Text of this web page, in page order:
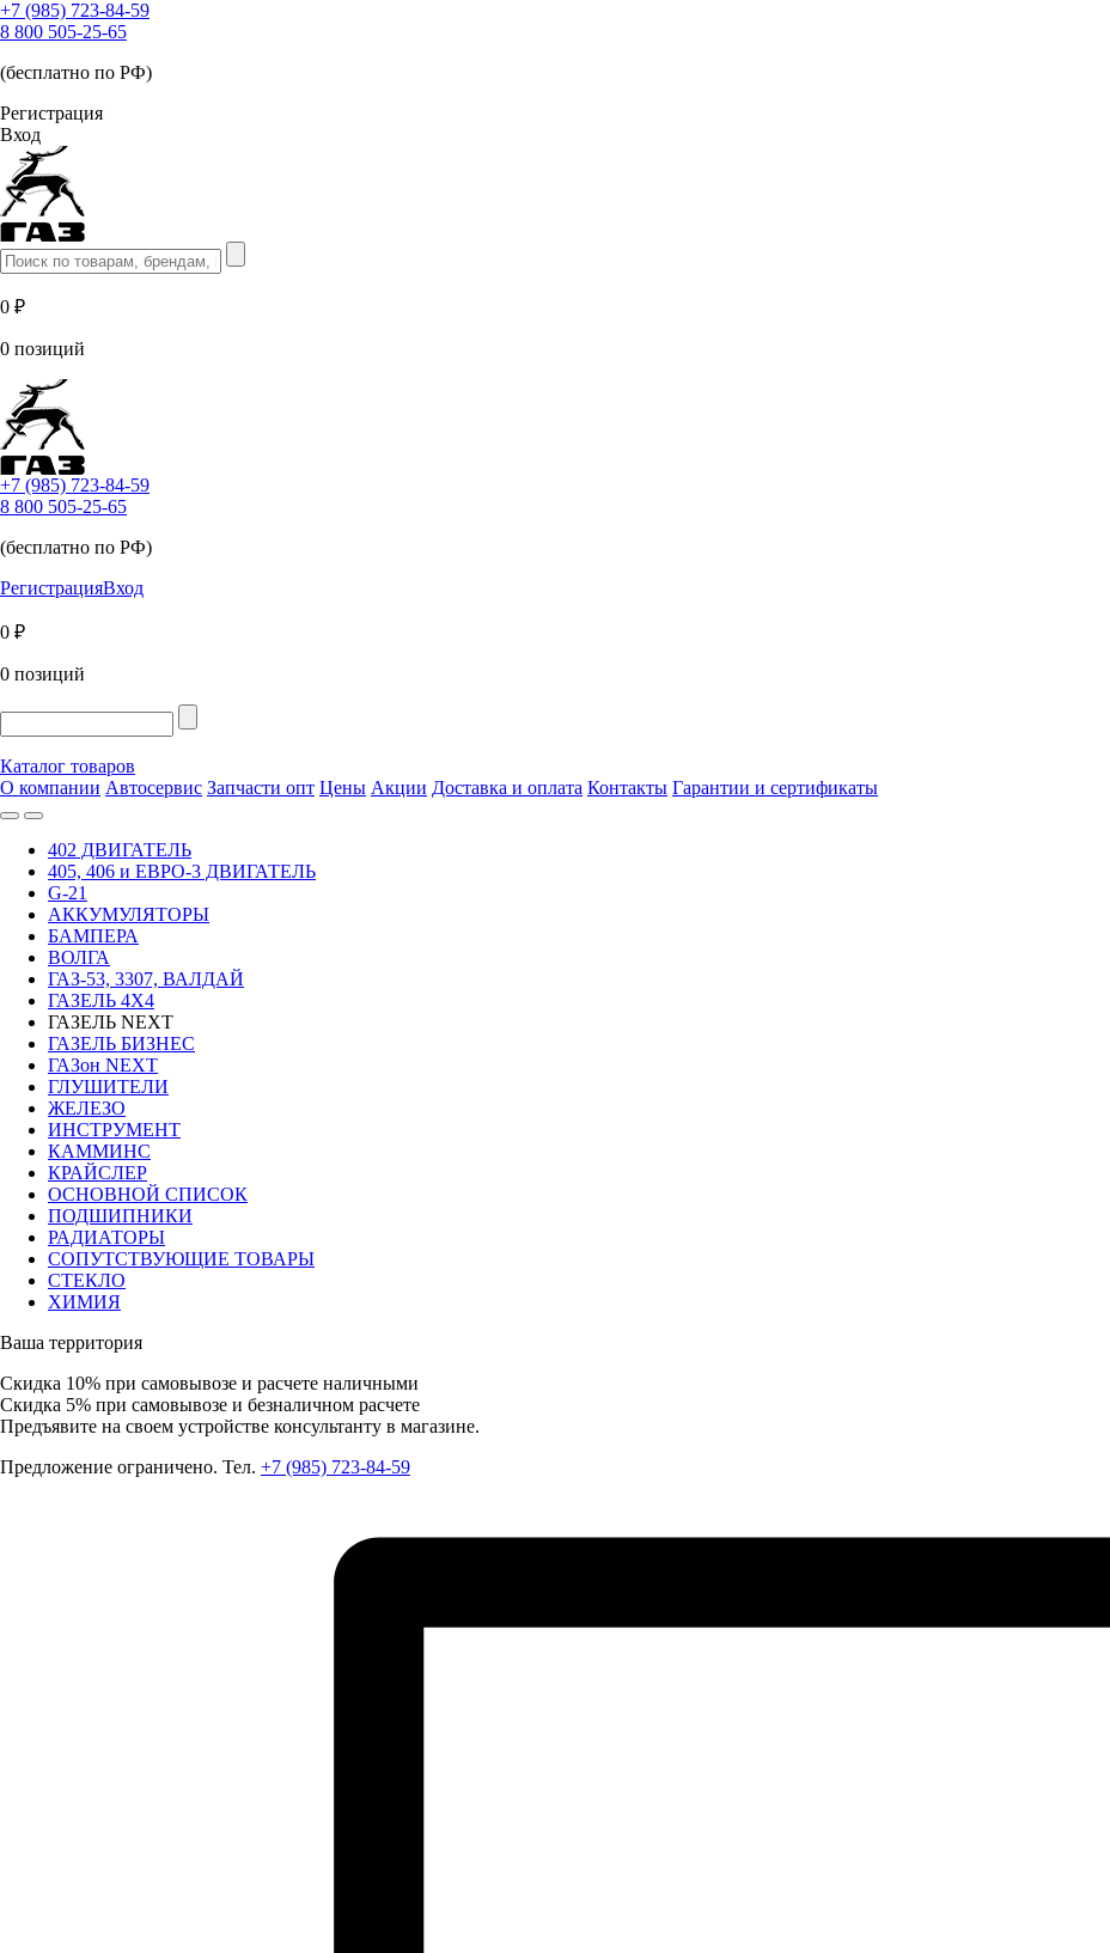
+7 (985) 723-84-59
8 800 505-25-65
(бесплатно по РФ)
Регистрация
Вход
0 ₽
0 позиций
+7 (985) 723-84-59
8 800 505-25-65
(бесплатно по РФ)
РегистрацияВход
0 ₽
0 позиций
Каталог товаров
О компании Автосервис Запчасти опт Цены Акции Доставка и оплата Контакты Гарантии и сертификаты
402 ДВИГАТЕЛЬ
405, 406 и ЕВРО-3 ДВИГАТЕЛЬ
G-21
АККУМУЛЯТОРЫ
БАМПЕРА
ВОЛГА
ГАЗ-53, 3307, ВАЛДАЙ
ГАЗЕЛЬ 4Х4
ГАЗЕЛЬ NEXT
ГАЗЕЛЬ БИЗНЕС
ГАЗон NEXT
ГЛУШИТЕЛИ
ЖЕЛЕЗО
ИНСТРУМЕНТ
КАММИНС
КРАЙСЛЕР
ОСНОВНОЙ СПИСОК
ПОДШИПНИКИ
РАДИАТОРЫ
СОПУТСТВУЮЩИЕ ТОВАРЫ
СТЕКЛО
ХИМИЯ
Ваша территория
Скидка 10% при самовывозе и расчете наличными
Скидка 5% при самовывозе и безналичном расчете
Предъявите на своем устройстве консультанту в магазине.
Предложение ограничено. Тел. +7 (985) 723-84-59